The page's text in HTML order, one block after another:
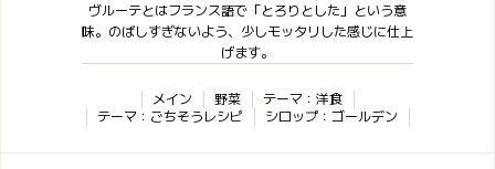
ヴルーテとはフランス語で「とろりとした」という意
味。のばしすぎないよう、少しモッタリした感じに仕上
げます。
メイン 野菜
テーマ：洋食
テーマ：ごちそうレシピ
シロップ：ゴールデン